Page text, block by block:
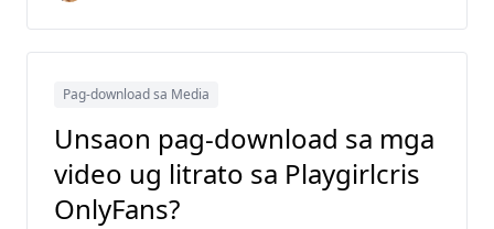
Pag-download sa Media
Unsaon pag-download sa mga
video ug litrato sa Playgirlcris
OnlyFans?